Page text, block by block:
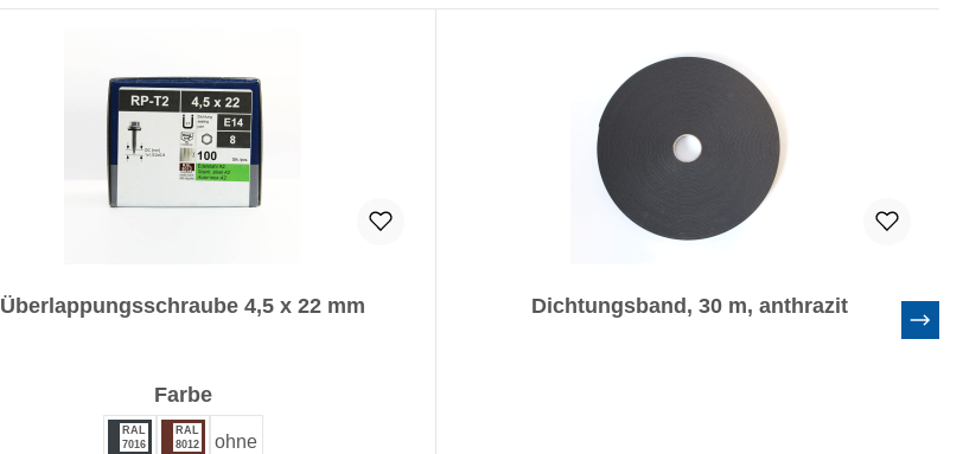
Überlappungsschraube 4,5 x 22 mm
Farbeauswählen
RAL
7016
RAL
8012
ohne
Dichtungsband, 30 m, anthrazit